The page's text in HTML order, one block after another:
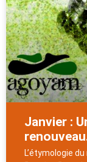
Janvier :
L’étymologie